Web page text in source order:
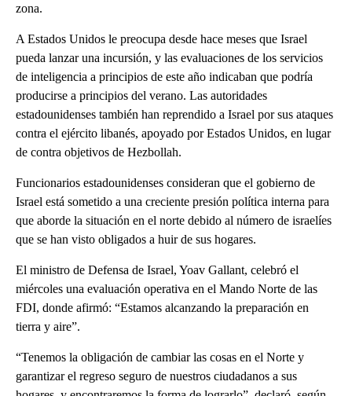
zona.
A Estados Unidos le preocupa desde hace meses que Israel
pueda lanzar una incursión, y las evaluaciones de los servicios
de inteligencia a principios de este año indicaban que podría
producirse a principios del verano. Las autoridades
estadounidenses también han reprendido a Israel por sus ataques
contra el ejército libanés, apoyado por Estados Unidos, en lugar
de contra objetivos de Hezbollah.
Funcionarios estadounidenses consideran que el gobierno de
Israel está sometido a una creciente presión política interna para
que aborde la situación en el norte debido al número de israelíes
que se han visto obligados a huir de sus hogares.
El ministro de Defensa de Israel, Yoav Gallant, celebró el
miércoles una evaluación operativa en el Mando Norte de las
FDI, donde afirmó: “Estamos alcanzando la preparación en
tierra y aire”.
“Tenemos la obligación de cambiar las cosas en el Norte y
garantizar el regreso seguro de nuestros ciudadanos a sus